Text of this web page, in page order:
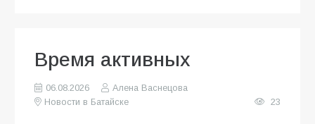
Время активных
06.08.2026
Алена Васнецова
Новости в Батайске
23